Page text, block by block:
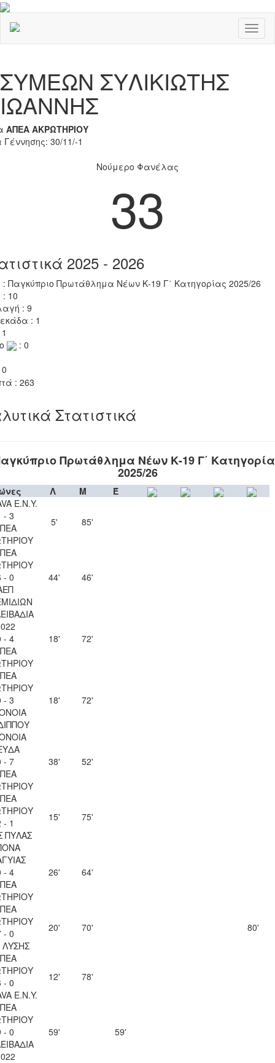
ΣΥΜΕΩΝ ΣΥΛΙΚΙΩΤΗΣ
ΙΩΑΝΝΗΣ
ΑΠΕΑ ΑΚΡΩΤΗΡΙΟΥ
30/11/-1
Νούμερο Φανέλας
33
2025 - 2026
: Παγκύπριο Πρωτάθλημα Νέων Κ-19 Γ΄ Κατηγορίας 2025/26
10
: 9
: 1
: 0
: 263
Στατιστικά
Πρωτάθλημα Νέων Κ-19 Γ΄
2025/26
Λ Μ
Έ
Ε.Ν.Y.
- 3
5' 85'
- 0
44' 46'
- 4
18' 72'
- 3
18' 72'
- 7
38' 52'
- 1
ΠΥΛΑΣ
15' 75'
- 4
26' 64'
- 0
ΛΥΣΗΣ
20' 70' 80'
- 0
Ε.Ν.Y.
12' 78'
- 0
59' 59'